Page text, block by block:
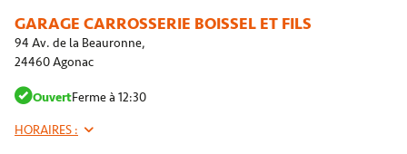
GARAGE CARROSSERIE BOISSEL ET FILS
94 Av. de la Beauronne,
24460 Agonac
OuvertFerme à 12:30
HORAIRES :